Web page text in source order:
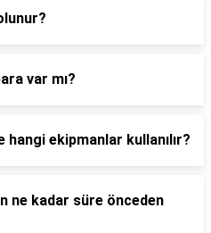
var mı?
ekipmanlar kullanılır?
ne kadar süre önceden